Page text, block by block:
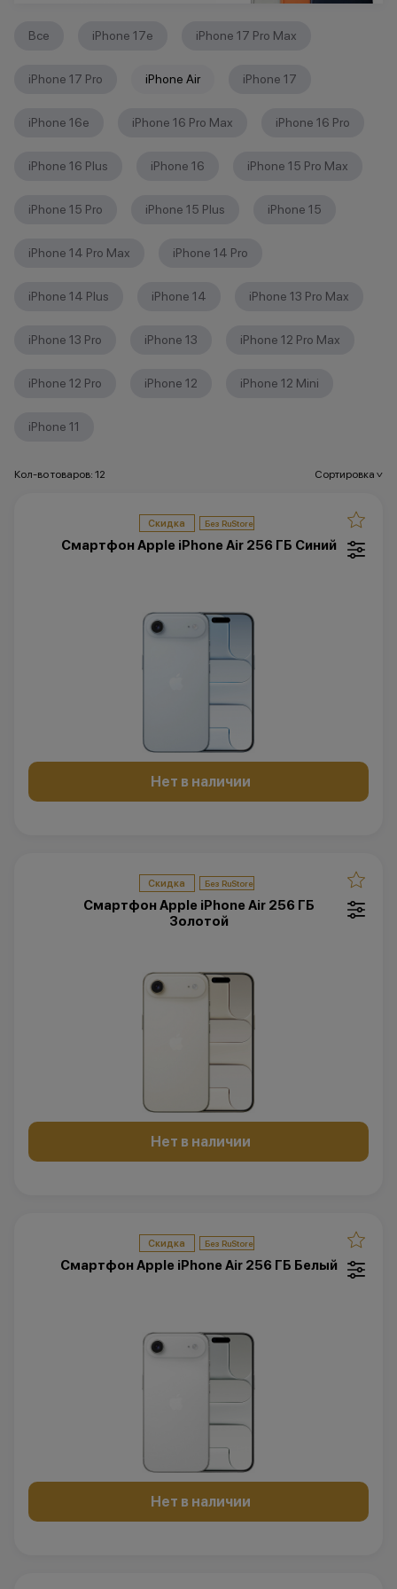
Все iPhone 17e iPhone 17 Pro Max
iPhone 17 Pro iPhone Air iPhone 17
iPhone 16е iPhone 16 Pro Max iPhone 16 Pro
iPhone 16 Plus iPhone 16 iPhone 15 Pro Max
iPhone 15 Pro iPhone 15 Plus iPhone 15
iPhone 14 Pro Max iPhone 14 Pro
iPhone 14 Plus iPhone 14 iPhone 13 Pro Max
iPhone 13 Pro iPhone 13 iPhone 12 Pro Max
iPhone 12 Pro iPhone 12 iPhone 12 Mini
iPhone 11
Кол-во товаров: 12 Сортировка>
Скидка
Смартфон Apple iPhone Air 256 ГБ Синий
Нет в наличии
Скидка
Смартфон Apple iPhone Air 256 ГБ
Золотой
Нет в наличии
Скидка
Смартфон Apple iPhone Air 256 ГБ Белый
Нет в наличии